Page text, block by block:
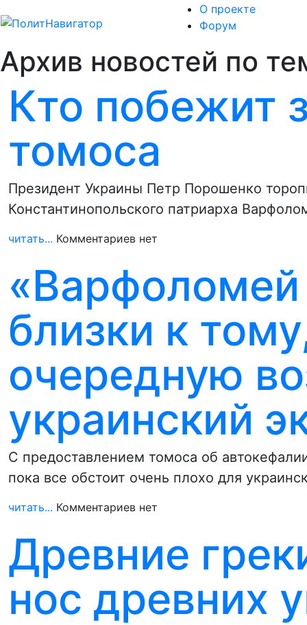
О проекте
Форум
Архив новостей по
Кто побежит
томоса
Президент Украины Петр Порошенко
Константинопольского патриарха
читать... Комментариев нет
близки к
очередную
украинский
С предоставлением томоса об
пока все обстоит очень плохо для
читать... Комментариев нет
Древние
нос древних